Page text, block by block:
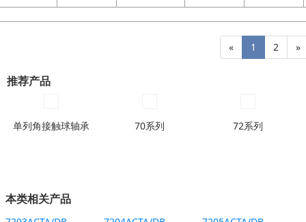
« 1 2 »
推荐产品
单列角接触球轴承 70系列 72系列
本类相关产品